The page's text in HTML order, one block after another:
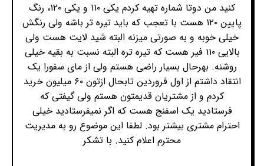
کنید من دوتا شماره تهیه کردم یکی ۱۱۰ و یکی ۱۲۰، رنگ
پایین ۱۲۰ هست با تعجب که باید تیره تر باشه ولی رنگش
خیلی خوبه و به صورتی میزنه البته شید لایت هست ولی
بالایی ۱۱۰ فیر هست که تیره تره البته نسبت به بقیه خیلی
روشنه. بهرحال بسیار راضی هستم ولی از مای سفورا یک
انتقاد داشتم از اول فروردین‌ تابحال ازتون ۶۰ میلیون خرید
کردم و از مشتریان قدیمتون هستم ولی گیفتی که
فرستادید یک اسفنج هست که اگر نمیفرستادید خیلی
احترام مشتری بیشتر بود. لطفا این موضوع رو به مدیریت
محترم اعلام کنید. با تشکر